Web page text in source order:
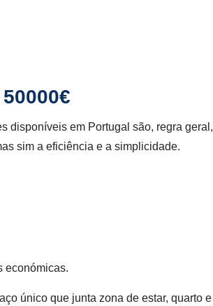
disponíveis em Portugal são, regra geral,
sim a eficiência e a simplicidade.
económicas.
único que junta zona de estar, quarto e